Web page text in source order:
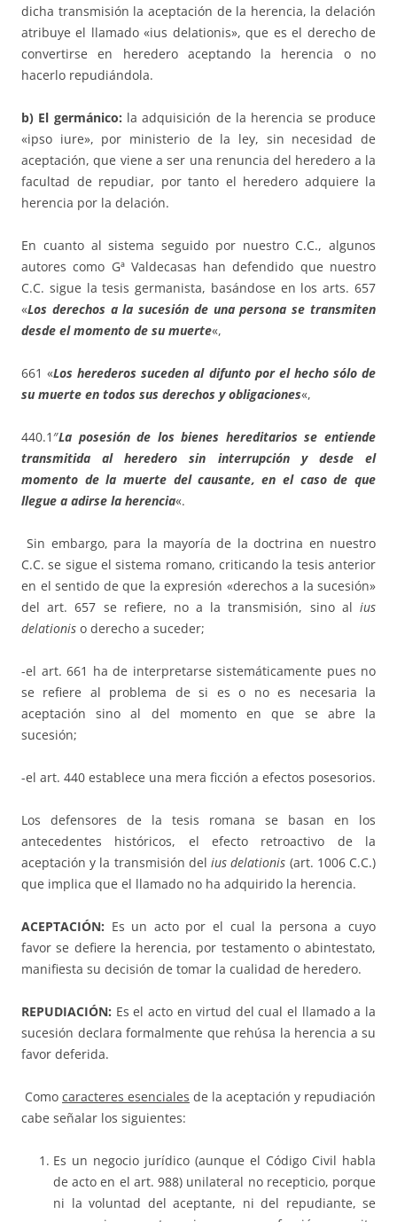
dicha transmisión la aceptación de la herencia, la delación
atribuye el llamado «ius delationis», que es el derecho de
convertirse en heredero aceptando la herencia o no
hacerlo repudiándola.
b) El germánico: la adquisición de la herencia se produce
«ipso iure», por ministerio de la ley, sin necesidad de
aceptación, que viene a ser una renuncia del heredero a la
facultad de repudiar, por tanto el heredero adquiere la
herencia por la delación.
En cuanto al sistema seguido por nuestro C.C., algunos
autores como Gª Valdecasas han defendido que nuestro
C.C. sigue la tesis germanista, basándose en los arts. 657
«Los derechos a la sucesión de una persona se transmiten
desde el momento de su muerte«,
661 «Los herederos suceden al difunto por el hecho sólo de
su muerte en todos sus derechos y obligaciones«,
440.1″La posesión de los bienes hereditarios se entiende
transmitida al heredero sin interrupción y desde el
momento de la muerte del causante, en el caso de que
llegue a adirse la herencia«.
Sin embargo, para la mayoría de la doctrina en nuestro
C.C. se sigue el sistema romano, criticando la tesis anterior
en el sentido de que la expresión «derechos a la sucesión»
del art. 657 se refiere, no a la transmisión, sino al ius
delationis o derecho a suceder;
-el art. 661 ha de interpretarse sistemáticamente pues no
se refiere al problema de si es o no es necesaria la
aceptación sino al del momento en que se abre la
sucesión;
-el art. 440 establece una mera ficción a efectos posesorios.
Los defensores de la tesis romana se basan en los
antecedentes históricos, el efecto retroactivo de la
aceptación y la transmisión delius delationis (art. 1006 C.C.)
que implica que el llamado no ha adquirido la herencia.
ACEPTACIÓN: Es un acto por el cual la persona a cuyo
favor se defiere la herencia, por testamento o abintestato,
manifiesta su decisión de tomar la cualidad de heredero.
REPUDIACIÓN: Es el acto en virtud del cual el llamado a la
sucesión declara formalmente que rehúsa la herencia a su
favor deferida.
Como caracteres esenciales de la aceptación y repudiación
cabe señalar los siguientes:
Es un negocio jurídico (aunque el Código Civil habla
de acto en el art. 988) unilateral no recepticio, porque
ni la voluntad del aceptante, ni del repudiante, se